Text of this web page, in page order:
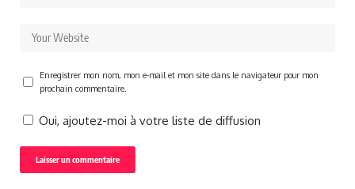
Enregistrer mon nom, mon e-mail et mon site dans le navigateur pour mon
prochain commentaire.
Oui, ajoutez-moi à votre liste de diffusion